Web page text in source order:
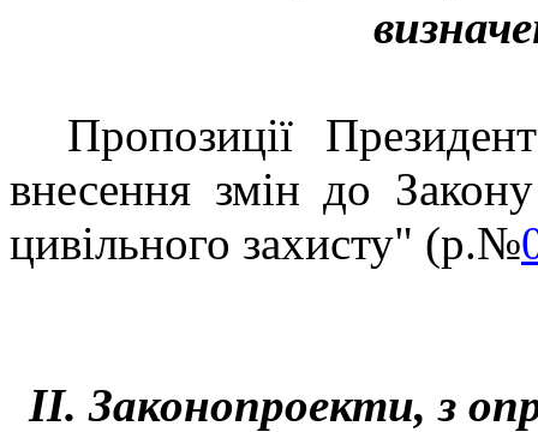
Пропозиції
внесення змін до
цивільного захисту" (р.№
ІІ. Законопроекти, з